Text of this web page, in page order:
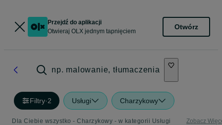
Przejdź do aplikacji
Otwieraj OLX jednym tapnięciem
Otwórz
np. malowanie, tłumaczenia
Filtry·2 Usługi Charzykowy
Dla Ciebie wszystko - Charzykowy - w kategorii Usługi Zobacz